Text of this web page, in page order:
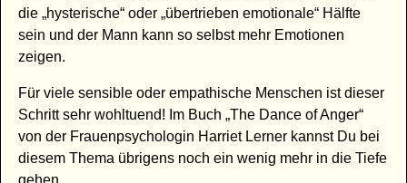
die „hysterische“ oder „übertrieben emotionale“ Hälfte
sein und der Mann kann so selbst mehr Emotionen
zeigen.
Für viele sensible oder empathische Menschen ist dieser
Schritt sehr wohltuend! Im Buch „The Dance of Anger“
von der Frauenpsychologin Harriet Lerner kannst Du bei
diesem Thema übrigens noch ein wenig mehr in die Tiefe
gehen.